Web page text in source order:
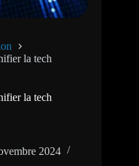
la tech
la tech
2024